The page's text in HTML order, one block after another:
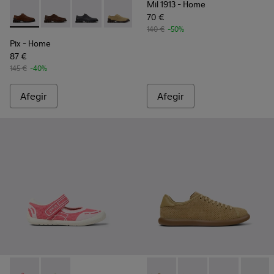
Pix - K101076-005 - Sabates de pell de camussa marrons
Pix - K101076-010
Pix - K101076-008
Pix - K101076-006
Pix - K101076-003
Pix - Home
87 €
145 € -40%
Afegir
Mil 1913 - Home
70 €
140 € -50%
Afegir